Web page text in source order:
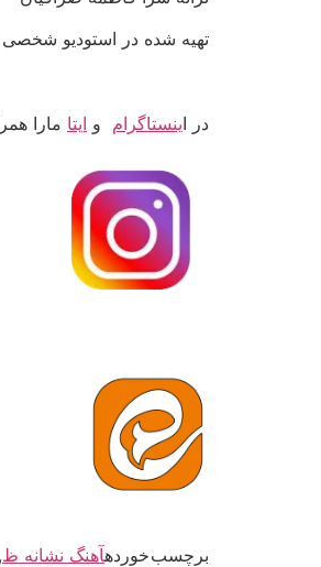
تهیه شده در استودیو
در اینستاگرام و ایتا مارا
برچسب خوردهآهنگ نشانه ظ,